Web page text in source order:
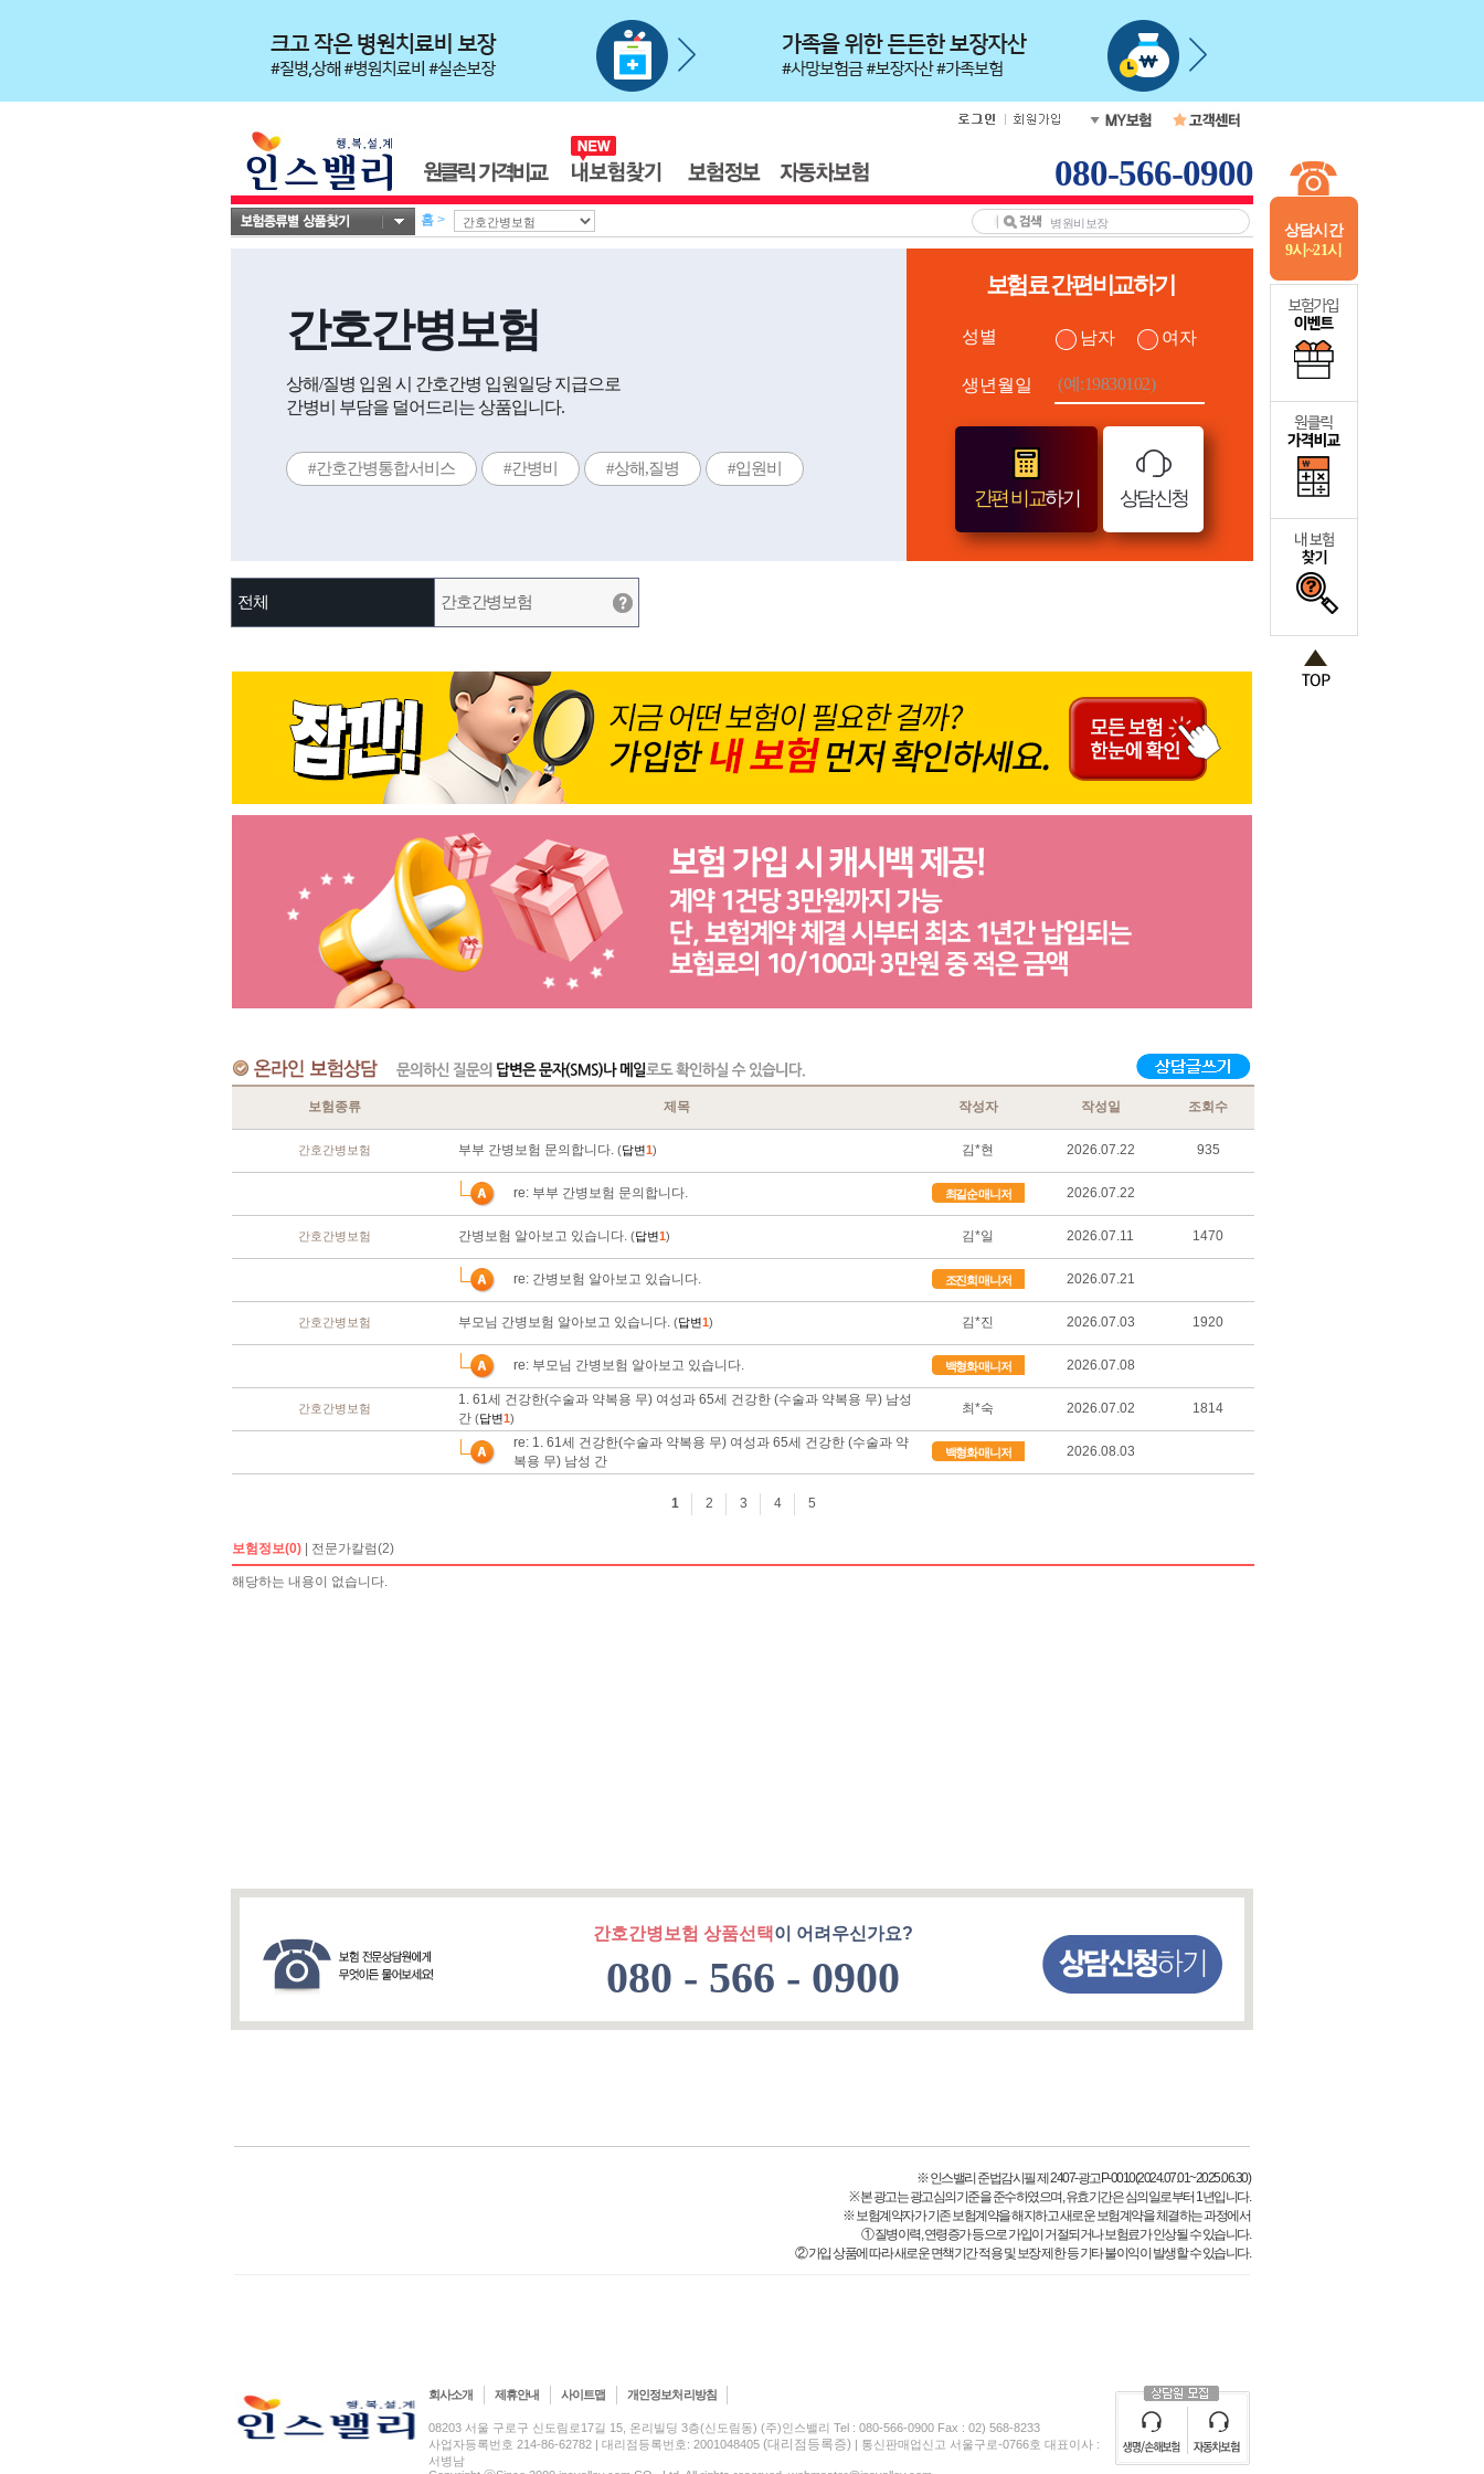
상담시간
9시~21시
080-566-0900
홈 >
간호간병보험
상해/질병 입원 시 간호간병 입원일당 지급으로
간병비 부담을 덜어드리는 상품입니다.
#간호간병통합서비스 #간병비 #상해,질병 #입원비
보험료 간편비교하기
성별 남자 여자
생년월일
간편 비교하기 상담신청
전체 간호간병보험
간호간병보험 상품선택 이 어려우신가요?
080 - 566 - 0900
※ 인스밸리 준법감시필 제 2407-광고P-0010(2024.07.01~2025.06.30)
※ 본 광고는 광고심의기준을 준수하였으며, 유효기간은 심의일로부터 1년입니다.
※ 보험계약자가 기존 보험계약을 해지하고 새로운 보험계약을 체결하는 과정에서
① 질병이력, 연령증가 등으로 가입이 거절되거나 보험료가 인상될 수 있습니다.
② 가입 상품에 따라 새로운 면책기간 적용 및 보장 제한 등 기타 불이익이 발생할 수 있습니다.
회사소개 제휴안내 사이트맵 개인정보처리방침
08203 서울 구로구 신도림로17길 15, 온리빌딩 3층(신도림동) (주)인스밸리 Tel : 080-566-0900 Fax : 02) 568-8233
사업자등록번호 214-86-62782 | 대리점등록번호: 2001048405 (대리점등록증) | 통신판매업신고 서울구로-0766호 대표이사 :
서병남